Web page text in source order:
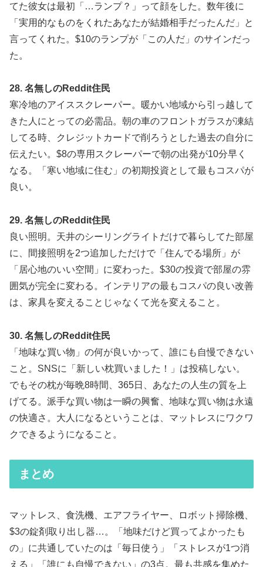
てた彼女は最初「…ランプ？」って顔をした。数年後に
「実用的なものをくれたあなたが結婚相手だったんだ」と
言ってくれた。$10のランプが「この人だ」のサインだっ
た。
28. 名無しのReddit住民
寒冷地のアイススクレーパー。暖かい地域から引っ越して
きた人にとっての必需品。朝の車のフロントガラスが凍結
してる時、クレジットカードで削ろうとした過去の自分に
伝えたい。$8の専用スクレーパーで朝の出発が10分早く
なる。「寒い地域に住む」の初期投資として最もコスパが
良い。
29. 名無しのReddit住民
良い照明。天井のシーリングライトだけで暮らしてた部屋
に、間接照明を2つ追加しただけで「住んでる場所」が
「居心地のいい空間」に変わった。$30の投資で部屋の雰
囲気が完全に変わる。インテリアの最もコスパの良い改善
は、家具を変えることじゃなくて光を変えること。
30. 名無しのReddit住民
「地味な買い物」の何が良いかって、誰にも自慢できない
こと。SNSに「新しい枕買いました！」は投稿しない。
でもその枕が毎晩8時間、365日、あなたの人生の質を上
げてる。派手な買い物は一瞬の興奮、地味な買い物は永遠
の快適さ。大人になるということは、マットレスにワクワ
クできるようになること。
まとめ
マットレス、食洗機、エアフライヤー、ロボット掃除機、
$3の錠剤取り出し器…。「地味だけど買ってよかったも
の」に共通していたのは「毎日使う」「ストレスが1つ消
える」「誰にも自慢できない」の3点。最も共感を集めた